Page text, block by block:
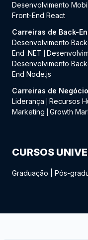
Desenvolvimento
Front-End React
Carreiras de Back-
Desenvolvimento
End .NET
Desenvolvimento
End Node.js
Carreiras de
Liderança
Recursos
Marketing
Growth
CURSOS
Graduação Pós-